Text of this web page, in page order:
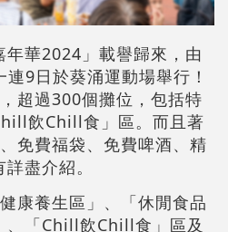
年華2024」載譽歸來，由
9日於葵涌運動場舉行！
超過300個攤位，包括特
飲Chill食」區。而且著
免費福袋、免費啤酒、精
盡介紹。
康養生區」、「休閒食品
、「Chill飲Chill食」區及